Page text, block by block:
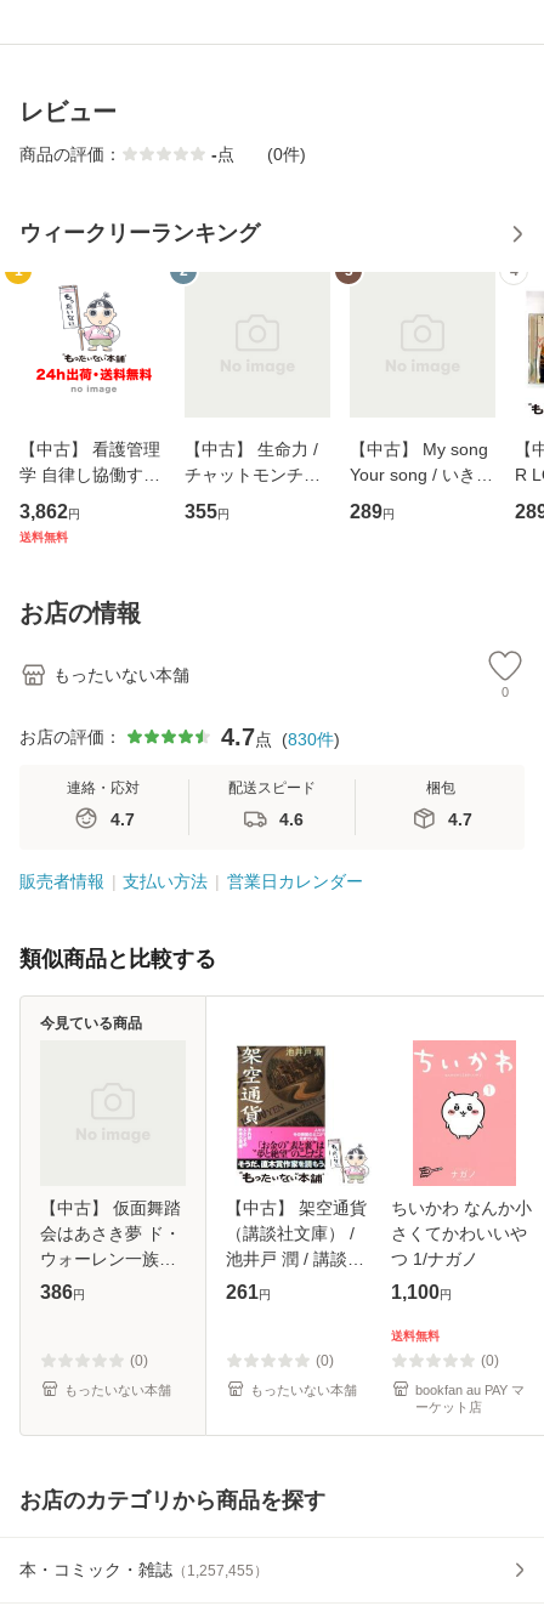
レビュー
商品の評価： -点 (0件)
ウィークリーランキング
1
【中古】 看護管理
学 自律し協働する
専門職の看護マネ
ジメントスキル 改
恵 藤本幸三 / 南江
堂 [単行
3,862円
送料無料
2
【中古】 生命力 /
チャットモンチー /
キューンレコード
[CD]【メール便送
355円
3
【中古】 My song
Your song / いきも
のがかり / [CD]
【メール便送料無
289円
4
【
R
産
お店の情報
もったいない本舗
0
お店の評価： 4.7点 (830件)
連絡・応対
4.7
配送スピード
4.6
梱包
4.7
販売者情報 支払い方法 営業日カレンダー
類似商品と比較する
【中古】 仮面舞踏
会はあさき夢 ド・
ウォーレン一族の
系譜 （MIRA文
り / ハーパーコリ
ンズ・ジャパ
386円
(0)
もったいない本舗
今見ている商品
【中古】 架空通貨
（講談社文庫） /
池井戸 潤 / 講談社
[文庫]【メール便送
261円
(0)
もったいない本舗
ちいかわ なんか小
さくてかわいいや
つ 1/ナガノ
1,100円
送料無料
(0)
bookfan au PAY マ
ーケット店
お店のカテゴリから商品を探す
本・コミック・雑誌 （ 1,257,455 ）